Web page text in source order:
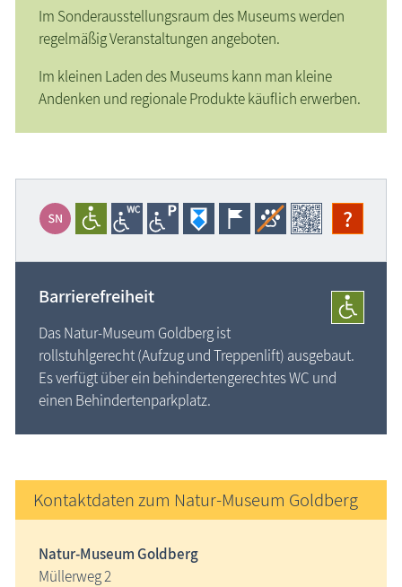
Im Sonderausstellungsraum des Museums werden
regelmäßig Veranstaltungen angeboten.
Im kleinen Laden des Museums kann man kleine
Andenken und regionale Produkte käuflich erwerben.
?
Barrierefreiheit
Das Natur-Museum Goldberg ist
rollstuhlgerecht (Aufzug und Treppenlift) ausgebaut.
Es verfügt über ein behindertengerechtes WC und
einen Behindertenparkplatz.
Kontaktdaten zum Natur-Museum Goldberg
Natur-Museum Goldberg
Müllerweg 2